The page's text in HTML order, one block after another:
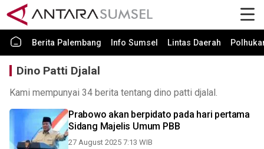
Berita Palembang Info Sumsel Lintas Daerah
Dino Patti Djalal
Kami mempunyai 34 berita tentang dino patti djalal.
Prabowo akan berpidato pada hari pertama
Sidang Majelis Umum PBB
27 August 2025 7:13 WIB